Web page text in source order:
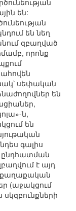
են:
են նեղ
զբաղված
որոնք
սեփական
են
ն,
են
գալիս
ընդհատման
է այդ
(աջակցում